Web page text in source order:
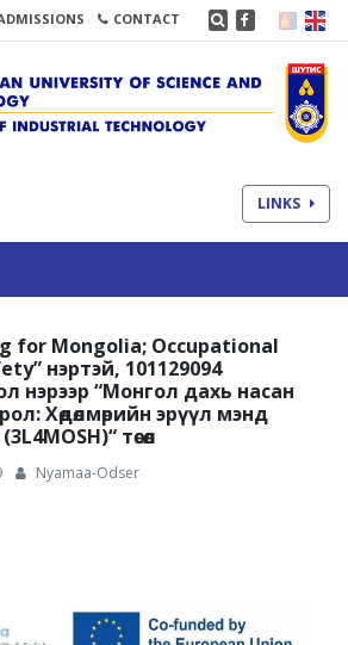
CONTACT
LINKS
for Mongolia; Occupational
нэртэй, 101129094
нэрээр “Монгол дахь насан
Хөдөлмөрийн эрүүл мэнд
төсөл
Nyamaa-Odser